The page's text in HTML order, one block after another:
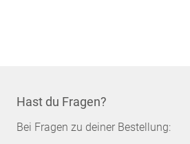
Hast du Fragen?
Bei Fragen zu deiner Bestellung: